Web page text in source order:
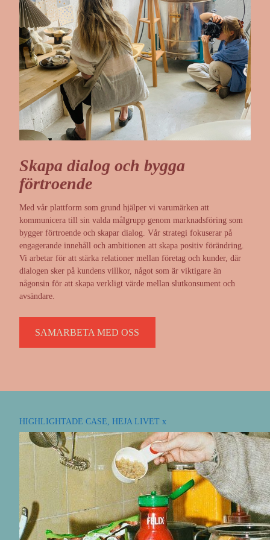
Skapa dialog och bygga
förtroende
Med vår plattform som grund hjälper vi varumärken att
kommunicera till sin valda målgrupp genom marknadsföring som
bygger förtroende och skapar dialog. Vår strategi fokuserar på
engagerande innehåll och ambitionen att skapa positiv förändring.
Vi arbetar för att stärka relationer mellan företag och kunder, där
dialogen sker på kundens villkor, något som är viktigare än
någonsin för att skapa verkligt värde mellan slutkonsument och
avsändare.
SAMARBETA MED OSS
HIGHLIGHTADE CASE, HEJA LIVET x